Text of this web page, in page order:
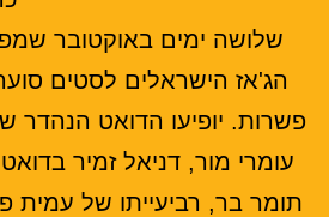
שלושה ימים באוקטובר
הג'אז הישראלים לסטים
פשרות. יופיעו הדואט הנהדר
עומרי מור, דניאל זמיר
תומר בר, רביעייתו של עמית